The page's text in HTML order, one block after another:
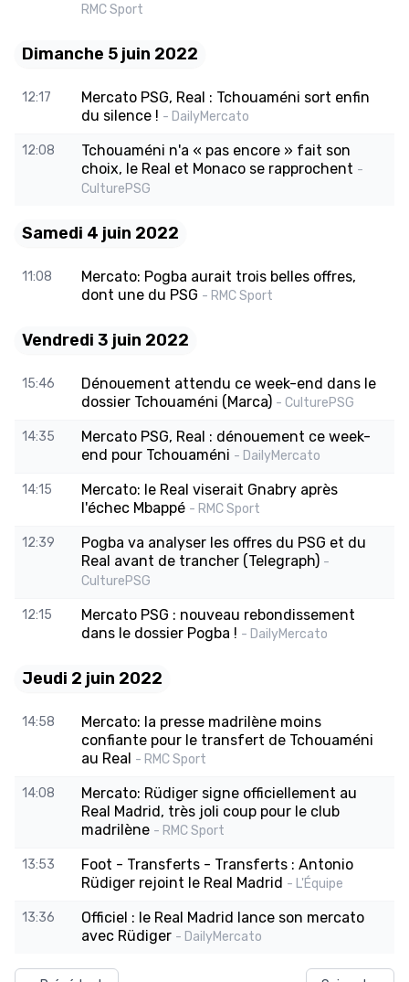
RMC Sport
Dimanche 5 juin 2022
12:17
Mercato PSG, Real : Tchouaméni sort enfin
du silence ! - DailyMercato
12:08
Tchouaméni n'a « pas encore » fait son
choix, le Real et Monaco se rapprochent -
CulturePSG
Samedi 4 juin 2022
11:08
Mercato: Pogba aurait trois belles offres,
dont une du PSG - RMC Sport
Vendredi 3 juin 2022
15:46
Dénouement attendu ce week-end dans le
dossier Tchouaméni (Marca) - CulturePSG
14:35
Mercato PSG, Real : dénouement ce week-
end pour Tchouaméni - DailyMercato
14:15
Mercato: le Real viserait Gnabry après
l'échec Mbappé - RMC Sport
12:39
Pogba va analyser les offres du PSG et du
Real avant de trancher (Telegraph) -
CulturePSG
12:15
Mercato PSG : nouveau rebondissement
dans le dossier Pogba ! - DailyMercato
Jeudi 2 juin 2022
14:58
Mercato: la presse madrilène moins
confiante pour le transfert de Tchouaméni
au Real - RMC Sport
14:08
Mercato: Rüdiger signe officiellement au
Real Madrid, très joli coup pour le club
madrilène - RMC Sport
13:53
Foot - Transferts - Transferts : Antonio
Rüdiger rejoint le Real Madrid - L'Équipe
13:36
Officiel : le Real Madrid lance son mercato
avec Rüdiger - DailyMercato